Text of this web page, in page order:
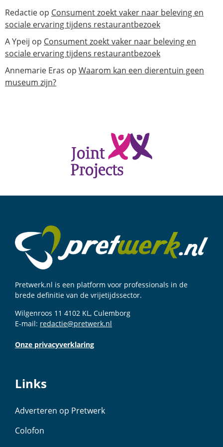
Redactie op Consument zoekt vaker naar beleving en
sociale ervaring tijdens restaurantbezoek
A Ypeij op Consument zoekt vaker naar beleving en
sociale ervaring tijdens restaurantbezoek
Annemarie Eras op Waarom kan een dierentuin geen
museum zijn?
Pretwerk.nl is een platform voor professionals in de
brede definitie van de vrijetijdssector.
Wilgenroos 11 4102 KL, Culemborg
E-mail: redactie@pretwerk.nl
Onze privacyverklaring
Links
Adverteren op Pretwerk
Colofon